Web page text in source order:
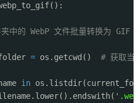
夹中的 WebP 文件批量转换为 GIF
= os.getcwd() # 获取当
in